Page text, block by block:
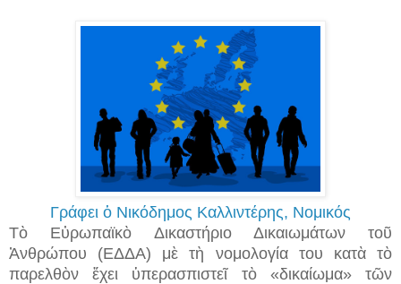
Γράφει ὁ Νικόδημος Καλλιντέρης, Νομικός
Τὸ Εὐρωπαϊκὸ Δικαστήριο Δικαιωμάτων τοῦ
Ἀνθρώπου (ΕΔΔΑ) μὲ τὴ νομολογία του κατὰ τὸ
παρελθὸν ἔχει ὑπερασπιστεῖ τὸ «δικαίωμα» τῶν